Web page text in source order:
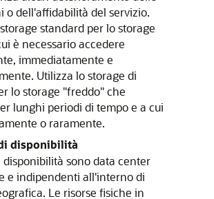
o dell'affidabilità del servizio.
standard per lo storage
è necessario accedere
immediatamente e
Utilizza lo storage di
lo storage "freddo" che
lunghi periodi di tempo e a cui
o raramente.
disponibilità
disponibilità sono data center
e indipendenti all'interno di
Le risorse fisiche in